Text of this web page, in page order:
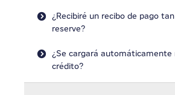
¿Recibiré un recibo de pago
reserve?
¿Se cargará
crédito?